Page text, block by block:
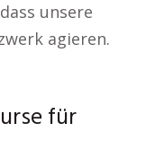
unsere
agieren.
für